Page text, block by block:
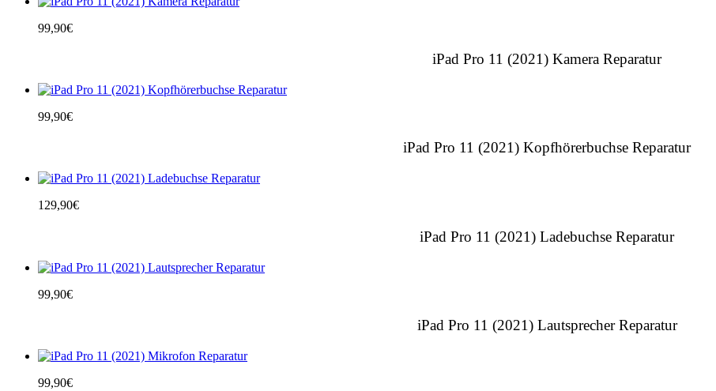
99,90€
iPad Pro 11 (2021) Kamera Reparatur
99,90€
iPad Pro 11 (2021) Kopfhörerbuchse Reparatur
129,90€
iPad Pro 11 (2021) Ladebuchse Reparatur
99,90€
iPad Pro 11 (2021) Lautsprecher Reparatur
99,90€